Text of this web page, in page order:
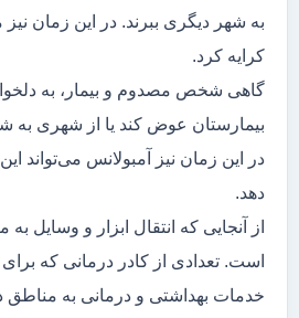
به شهر دیگری ببرند. در این زمان نیز
کرایه کرد.
گاهی شخص مصدوم و بیمار، به
بیمارستان عوض کند یا از شهری به
در این زمان نیز آمبولانس می‌تواند
دهد.
از آنجایی که انتقال ابزار و
است. تعدادی از کادر درمانی که
خدمات بهداشتی و درمانی به مناطق